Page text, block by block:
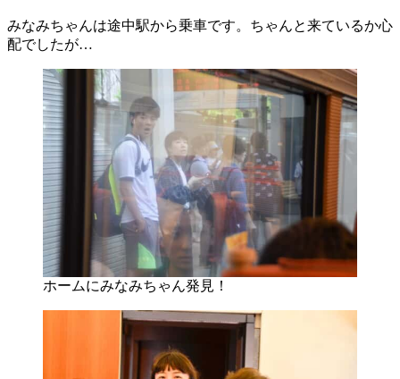
みなみちゃんは途中駅から乗車です。ちゃんと来ているか心
配でしたが…
ホームにみなみちゃん発見！